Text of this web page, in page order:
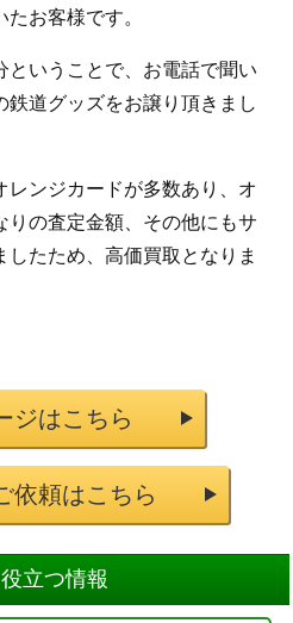
お客様です。
ということで、お電話で聞い
道グッズをお譲り頂きまし
レンジカードが多数あり、オ
りの査定金額、その他にもサ
たため、高価買取となりま
ジはこちら
依頼はこちら
立つ情報